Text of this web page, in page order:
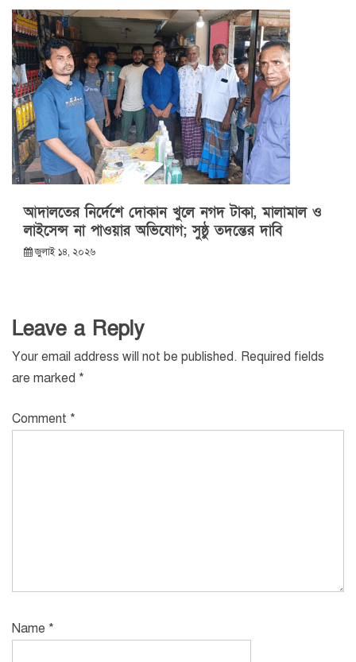
আদালতের নির্দেশে দোকান খুলে নগদ টাকা, মালামাল ও
লাইসেন্স না পাওয়ার অভিযোগ; সুষ্ঠু তদন্তের দাবি
জুলাই ১৪, ২০২৬
Leave a Reply
Your email address will not be published. Required fields
are marked *
Comment *
Name *